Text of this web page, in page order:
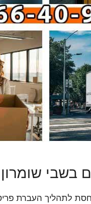
בשבי שומרון
לתהליך העברת